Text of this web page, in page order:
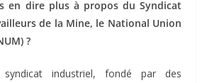
en dire plus à propos du Syndicat
de la Mine, le National Union
?
industriel, fondé par des